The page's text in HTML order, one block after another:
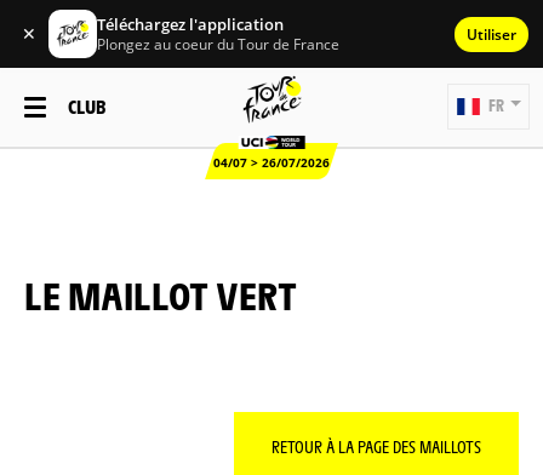
✕ Téléchargez l'application
Plongez au coeur du Tour de France Utiliser
CLUB
04/07 > 26/07/2026
FR
LE MAILLOT VERT
RETOUR À LA PAGE DES MAILLOTS